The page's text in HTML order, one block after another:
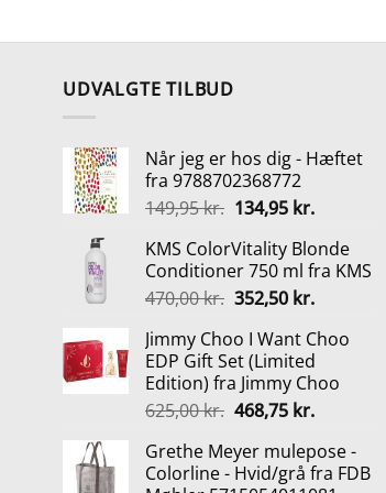
oprindelige
UDVALGTE TILBUD
Når jeg er hos dig - Hæftet
fra 9788702368772
149,95kr. Den
pris
var:
149,95 kr..
134,95 kr.Den
pris
er:
134,95 kr..
KMS ColorVitality Blonde
Conditioner 750 ml fra KMS
470,00kr. Den
pris
var:
470,00 kr..
352,50 kr.Den
pris
er:
352,50 kr..
Jimmy Choo I Want Choo
EDP Gift Set (Limited
Edition) fra Jimmy Choo
625,00kr. Den
pris
var:
468,75 kr.Den
pris
er:
Grethe Meyer mulepose -
Colorline - Hvid/grå fra FDB